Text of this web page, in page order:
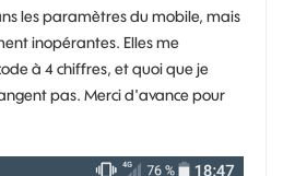
les paramètres du mobile, mais
inopérantes. Elles me
à 4 chiffres, et quoi que je
pas. Merci d'avance pour